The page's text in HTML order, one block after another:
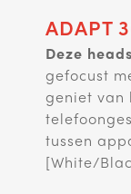
ADAPT
Deze
gefocust
geniet van
tussen
[White/